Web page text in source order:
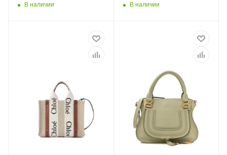
В наличии В наличии